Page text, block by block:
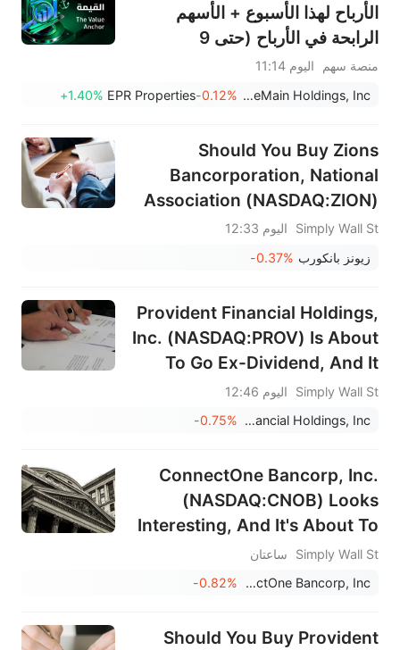
الأرباح لهذا الأسبوع + الأسهم
الرابحة في الأرباح (حتى 9
أغسطس)
منصة سهم
اليوم 11:14
OneMain Holdings, Inc.
-0.12%
EPR Properties
+1.40%
Should You Buy Zions
Bancorporation, National
Association (NASDAQ:ZION)
For Its Upcoming Dividend?
Simply Wall St
اليوم 12:33
زيونز بانكورب -0.37%
Provident Financial Holdings,
Inc. (NASDAQ:PROV) Is About
To Go Ex-Dividend, And It
Pays A 3.1% Yield
Simply Wall St
اليوم 12:46
Provident Financial Holdings, Inc.
-0.75%
ConnectOne Bancorp, Inc.
(NASDAQ:CNOB) Looks
Interesting, And It's About To
Pay A Dividend
Simply Wall St
ساعتان
ConnectOne Bancorp, Inc.
-0.82%
Should You Buy Provident